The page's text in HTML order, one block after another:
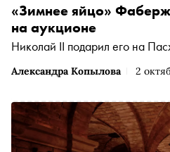
Александра Копылова 2
«Зимнее яйцо»
на аукционе
Николай II подарил его на